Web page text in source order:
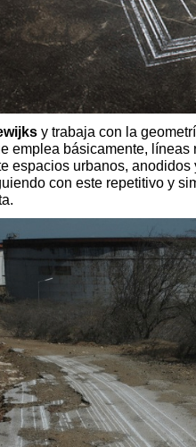
y trabaja con la
emplea básicamente,
espacios urbanos,
con este repetitivo y